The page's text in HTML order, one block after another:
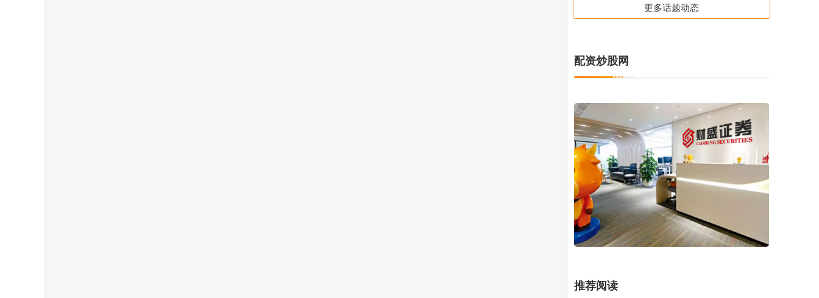
更多话题动态
配资炒股网
推荐阅读